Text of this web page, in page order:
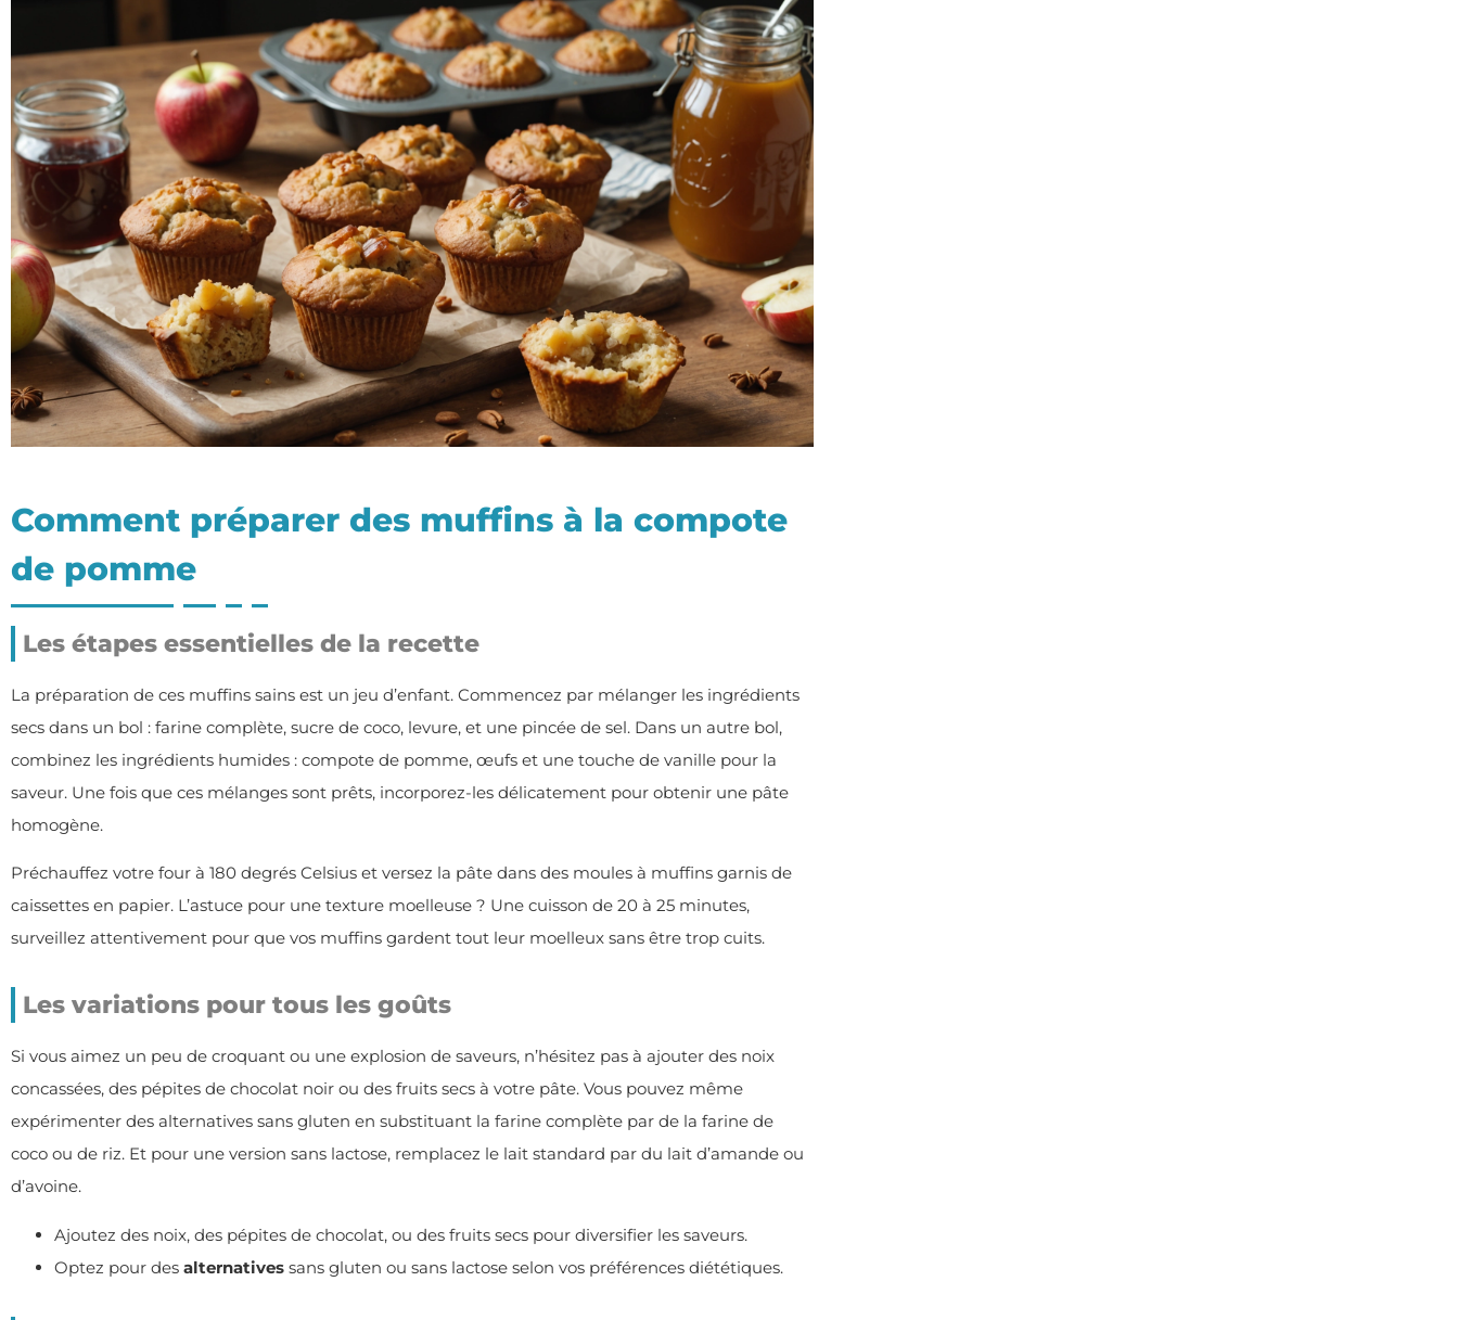
Comment préparer des muffins à la compote
de pomme
Les étapes essentielles de la recette
La préparation de ces muffins sains est un jeu d’enfant. Commencez par mélanger les ingrédients
secs dans un bol : farine complète, sucre de coco, levure, et une pincée de sel. Dans un autre bol,
combinez les ingrédients humides : compote de pomme, œufs et une touche de vanille pour la
saveur. Une fois que ces mélanges sont prêts, incorporez-les délicatement pour obtenir une pâte
homogène.
Préchauffez votre four à 180 degrés Celsius et versez la pâte dans des moules à muffins garnis de
caissettes en papier. L’astuce pour une texture moelleuse ? Une cuisson de 20 à 25 minutes,
surveillez attentivement pour que vos muffins gardent tout leur moelleux sans être trop cuits.
Les variations pour tous les goûts
Si vous aimez un peu de croquant ou une explosion de saveurs, n’hésitez pas à ajouter des noix
concassées, des pépites de chocolat noir ou des fruits secs à votre pâte. Vous pouvez même
expérimenter des alternatives sans gluten en substituant la farine complète par de la farine de
coco ou de riz. Et pour une version sans lactose, remplacez le lait standard par du lait d’amande ou
d’avoine.
Ajoutez des noix, des pépites de chocolat, ou des fruits secs pour diversifier les saveurs.
Optez pour des alternatives sans gluten ou sans lactose selon vos préférences diététiques.